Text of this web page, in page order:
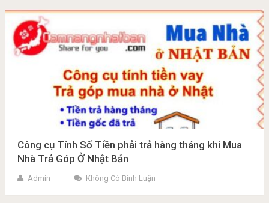
Công cụ Tính Số Tiền phải trả hàng tháng khi Mua
Nhà Trả Góp Ở Nhật Bản
Admin Không Có Bình Luận